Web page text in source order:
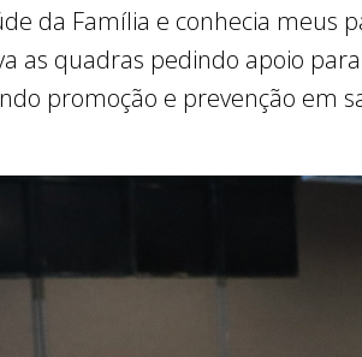
da Família e conhecia meus
as quadras pedindo apoio
promoção e prevenção em